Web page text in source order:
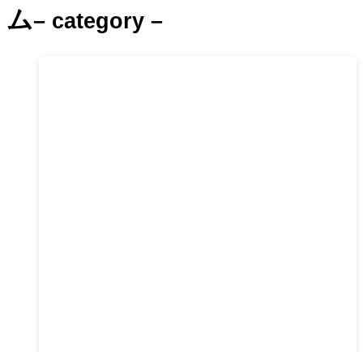
ム– category –